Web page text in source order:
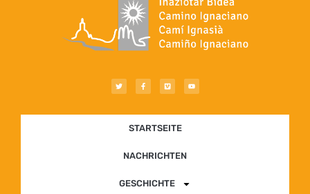
STARTSEITE
NACHRICHTEN
GESCHICHTE